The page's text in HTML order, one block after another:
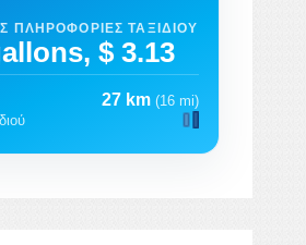
ΠΛΗΡΟΦΟΡΊΕΣ ΤΑΞΙΔΙΟΎ
$ 3.13
27 km (16 mi)